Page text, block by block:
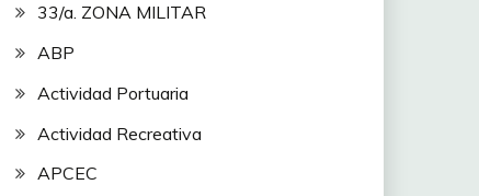
33/a. ZONA MILITAR
ABP
Actividad Portuaria
Actividad Recreativa
APCEC